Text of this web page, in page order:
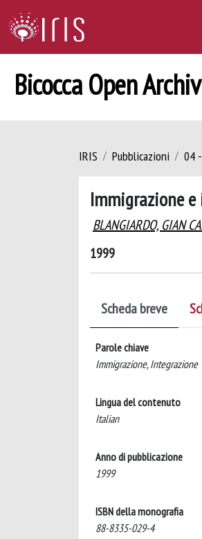
Bicocca Open
IRIS Pubblicazioni 04
Immigrazione
BLANGIARDO, GIAN
1999
Scheda breve
Parole chiave
Immigrazione, Integrazione
Lingua del contenuto
Italian
Anno di pubblicazione
1999
ISBN della monografia
88-8335-029-4